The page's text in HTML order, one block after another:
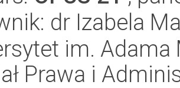
dr Izabela
im.
Prawa i